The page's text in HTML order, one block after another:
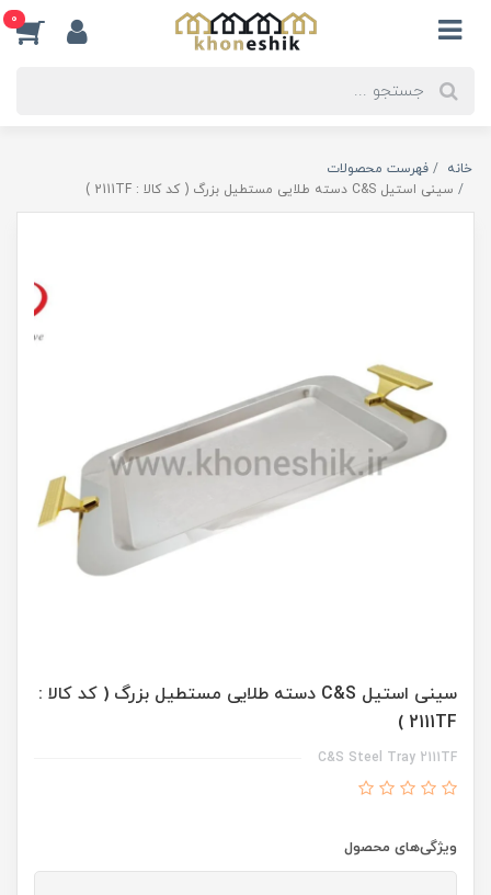
0
خانه
فهرست محصولات
سینی استیل C&S دسته طلایی مستطیل بزرگ ( کد کالا : 2111TF )
سینی استیل C&S دسته طلایی مستطیل بزرگ ( کد کالا :
2111TF )
C&S Steel Tray 2111TF
ویژگی‌های محصول